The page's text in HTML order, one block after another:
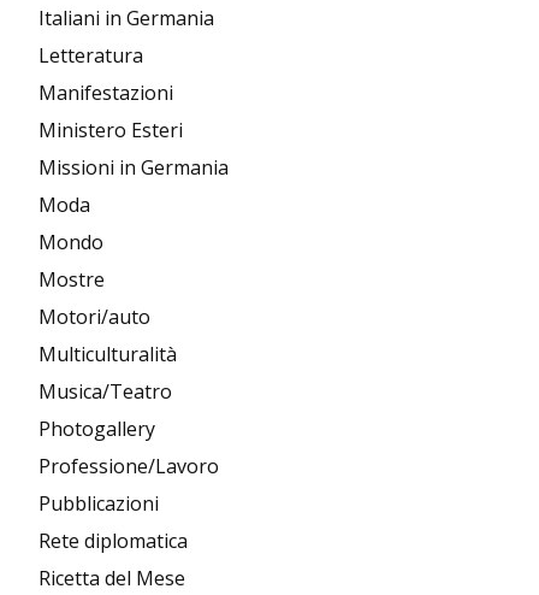
Italiani in Germania
Letteratura
Manifestazioni
Ministero Esteri
Missioni in Germania
Moda
Mondo
Mostre
Motori/auto
Multiculturalità
Musica/Teatro
Photogallery
Professione/Lavoro
Pubblicazioni
Rete diplomatica
Ricetta del Mese